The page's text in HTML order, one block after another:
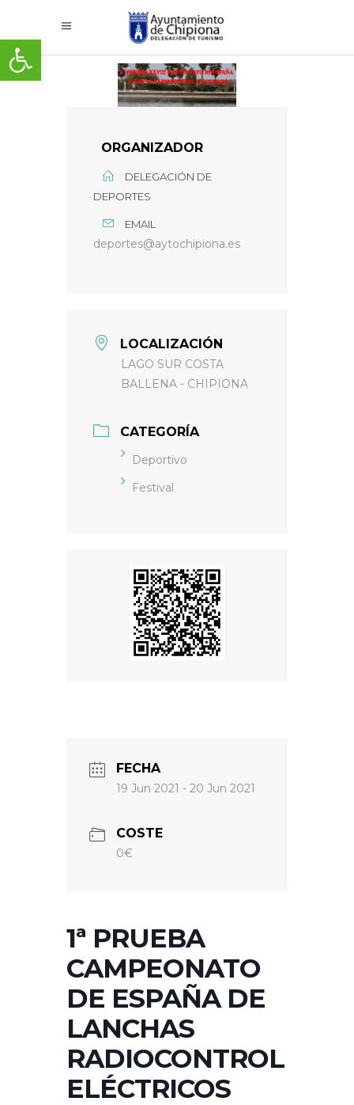
Abrir barra de herramientas
ORGANIZADOR
DELEGACIÓN DE
DEPORTES
EMAIL
deportes@aytochipiona.es
LOCALIZACIÓN
LAGO SUR COSTA
BALLENA - CHIPIONA
CATEGORÍA
Deportivo
Festival
FECHA
19 Jun 2021 - 20 Jun 2021
COSTE
0€
1ª PRUEBA
CAMPEONATO
DE ESPAÑA DE
LANCHAS
RADIOCONTROL
ELÉCTRICOS